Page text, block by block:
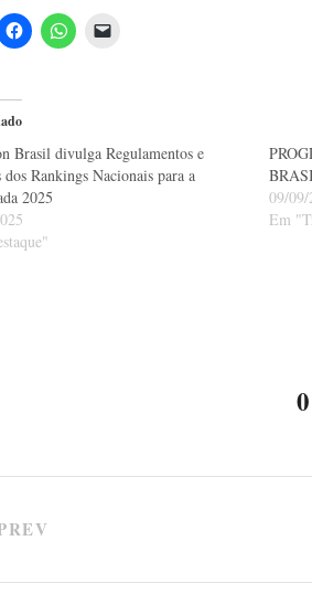
Brasil divulga Regulamentos e
dos Rankings Nacionais para a
2025
09/
Em
0